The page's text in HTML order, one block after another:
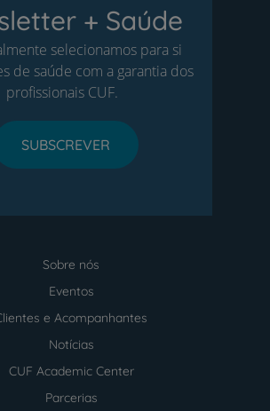
+ Saúde
selecionamos para si
de saúde com a garantia dos
profissionais CUF.
SUBSCREVER
Sobre nós
Eventos
e Acompanhantes
Notícias
CUF Academic Center
Parcerias